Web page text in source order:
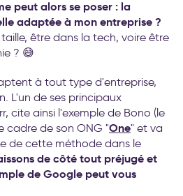
aux nouveaux
de travail
exemples
IA pour la
de l’entreprise
peut alors se poser : la
adaptée à mon entreprise ?
être dans la tech, voire être
? 😅
à tout type d'entreprise,
L'un de ses principaux
cite ainsi l'exemple de Bono (le
cadre de son ONG "One" et va
de cette méthode dans le
de côté tout préjugé et
de Google peut vous